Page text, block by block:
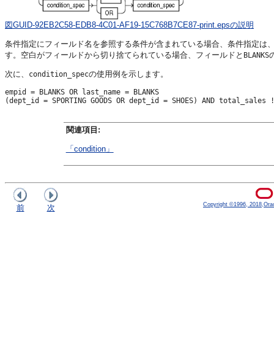
図GUID-92EB2C58-EDB8-4C01-AF19-15C768B7CE87-print.epsの説明
条件指定にフィールド名を参照する条件が含まれている場合、条件指定
す。空白がフィールドから切り捨てられている場合、フィールドと BLANKS
次に、 condition_specの使用例を示します。
empid = BLANKS OR last_name = BLANKS
関連項目:
「condition」
前 次 Copyright ©1996,